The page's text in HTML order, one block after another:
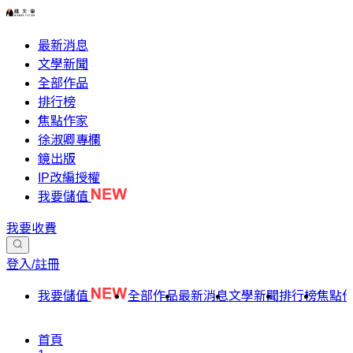
最新消息
文學新聞
全部作品
排行榜
焦點作家
徐淑卿專欄
鏡出版
IP改編授權
我要儲值
我要收費
登入/註冊
我要儲值 全部作品最新消息文學新聞排行榜焦點
首頁